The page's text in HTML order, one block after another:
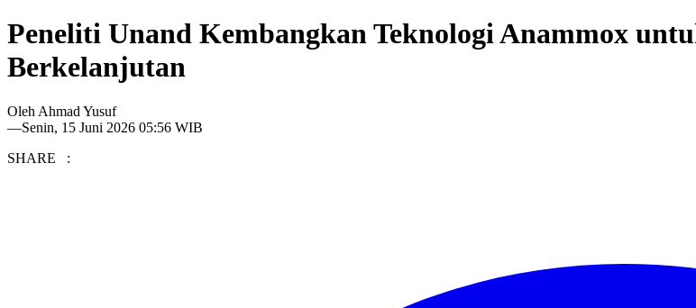
Peneliti Unand Kembangkan Teknologi Anammox
Berkelanjutan
Oleh Ahmad Yusuf
—Senin, 15 Juni 2026 05:56 WIB
SHARE :